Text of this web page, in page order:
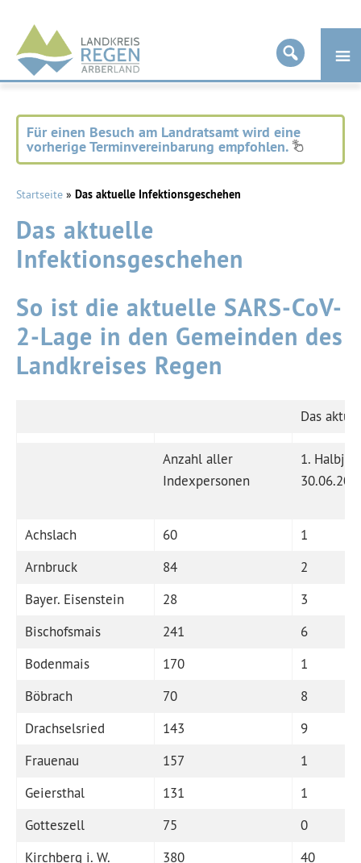
Landkreis
Regen
Für einen Besuch am Landratsamt wird eine
vorherige Terminvereinbarung empfohlen.
Startseite » Das aktuelle Infektionsgeschehen
Das aktuelle
Infektionsgeschehen
So ist die aktuelle SARS-CoV-
2-Lage in den Gemeinden des
Landkreises Regen
Das
Anzahl aller
Indexpersonen
1.
Achslach 60
1
Arnbruck
84
2
Bayer. Eisenstein
28
3
Bischofsmais
241
6
Bodenmais
170
1
Böbrach
70
8
Drachselsried
143
9
Frauenau
157
1
Geiersthal
131
1
Gotteszell
75
0
Kirchberg i. W.
380
40